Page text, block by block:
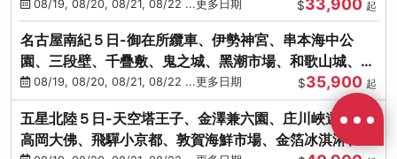
松葉蟹、金箔冰淇淋
08/19, 08/20, 08/21, 08/22 ...更多日期 $33,900 起
名古屋南紀５日-御在所纜車、伊勢神宮、串本海中公
園、三段壁、千疊敷、鬼之城、黑潮市場、和歌山城、伊
勢龍蝦溫泉
08/19, 08/20, 08/21, 08/22 ...更多日期 $35,900 起
五星北陸５日-天空塔王子、金澤兼六園、庄川峽遊船、
高岡大佛、飛驒小京都、敦賀海鮮市場、金箔冰淇淋、鰻